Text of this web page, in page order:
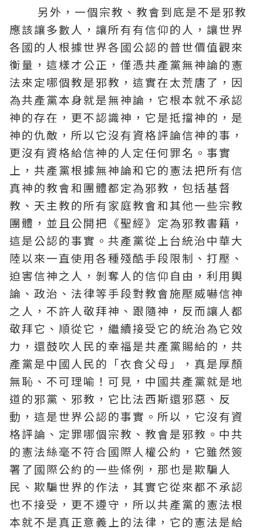
另外，一個宗教、教會到底是不是邪教
應該讓多數人，讓所有有信仰的人，讓世界
各國的人根據世界各國公認的普世價值觀來
衡量，這樣才公正，僅憑共產黨無神論的憲
法來定哪個教是邪教，這實在太荒唐了，因
為共產黨本身就是無神論，它根本就不承認
神的存在，更不認識神，它是抵擋神的，是
神的仇敵，所以它沒有資格評論信神的事，
更沒有資格給信神的人定任何罪名。事實
上，共產黨根據無神論和它的憲法把所有信
真神的教會和團體都定為邪教，包括基督
教、天主教的所有家庭教會和其他一些宗教
團體，並且公開把《聖經》定為邪教書籍，
這是公認的事實。共產黨從上台統治中華大
陸以來一直使用各種殘酷手段限制、打壓、
迫害信神之人，剝奪人的信仰自由，利用輿
論、政治、法律等手段對教會施壓威嚇信神
之人，不許人敬拜神、跟隨神，反而讓人都
敬拜它、順從它，繼續接受它的統治為它效
力，還鼓吹人民的幸福是共產黨賜給的，共
產黨是中國人民的「衣食父母」，真是厚顏
無恥、不可理喻！可見，中國共產黨就是地
道的邪黨、邪教，它比法西斯還邪惡、反
動，這是世界公認的事實。所以，它沒有資
格評論、定罪哪個宗教、教會是邪教。中共
的憲法絲毫不符合國際人權公約，它雖然簽
署了國際公約的一些條例，那也是欺騙人
民、欺騙世界的作法，其實它從來都不承認
也不接受，更不遵守，所以共產黨的憲法根
本就不是真正意義上的法律，它的憲法是給